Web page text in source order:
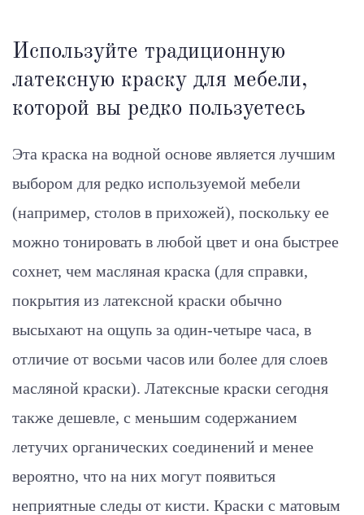
Используйте традиционную
латексную краску для мебели,
которой вы редко пользуетесь
Эта краска на водной основе является лучшим
выбором для редко используемой мебели
(например, столов в прихожей), поскольку ее
можно тонировать в любой цвет и она быстрее
сохнет, чем масляная краска (для справки,
покрытия из латексной краски обычно
высыхают на ощупь за один-четыре часа, в
отличие от восьми часов или более для слоев
масляной краски). Латексные краски сегодня
также дешевле, с меньшим содержанием
летучих органических соединений и менее
вероятно, что на них могут появиться
неприятные следы от кисти. Краски с матовым